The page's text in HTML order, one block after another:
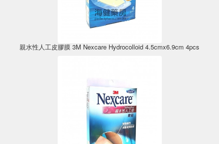
親水性人工皮膠膜 3M Nexcare Hydrocolloid 4.5cmx6.9cm 4pcs